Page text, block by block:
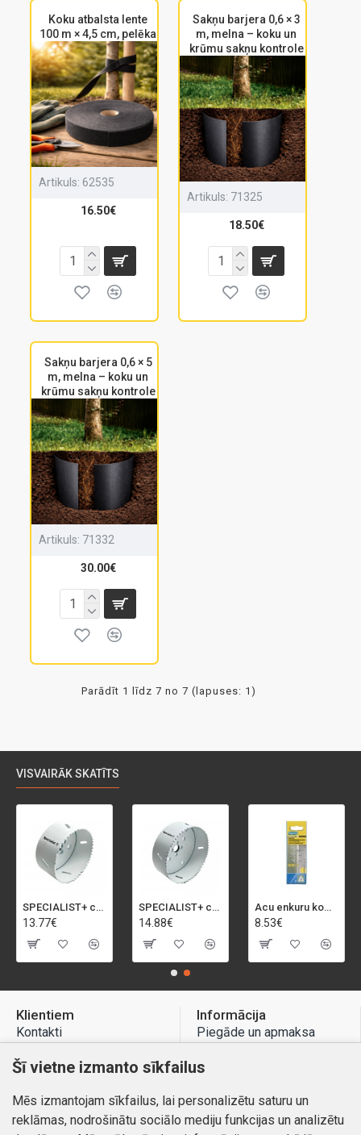
Koku atbalsta lente
100 m × 4,5 cm, pelēka
Artikuls: 62535
16.50€
Sakņu barjera 0,6 × 3
m, melna – koku un
krūmu sakņu kontrole
Artikuls: 71325
18.50€
Sakņu barjera 0,6 × 5
m, melna – koku un
krūmu sakņu kontrole
Artikuls: 71332
30.00€
Parādīt 1 līdz 7 no 7 (lapuses: 1)
VISVAIRĀK SKATĪTS
SPECIALIST+ caurumu zāģis BI-METAL, 92 mm
13.77€
SPECIALIST+ caurumu zāģis BI-METAL, 98 mm
14.88€
Acu enkuru komplekts, 3-13 mm, Rapid, 12 gab.
8.53€
Klientiem
Kontakti
Preču atgriešana
Mans profils
Informācija
Piegāde un apmaksa
Atteikuma tiesības
Kontakti
Šī vietne izmanto sīkfailus
Mēs izmantojam sīkfailus, lai personalizētu saturu un
reklāmas, nodrošinātu sociālo mediju funkcijas un analizētu